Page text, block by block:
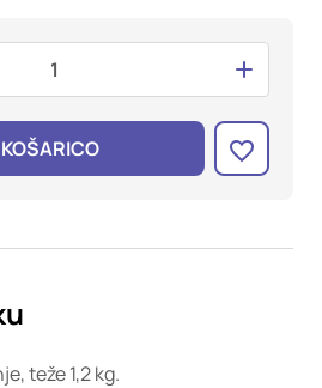
teže 1,2 kg.
vašega brskalnika in naprave. Če
ne boste deležni našega